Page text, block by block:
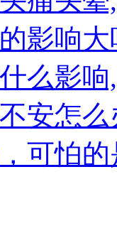
影响
么影
安怎
可怕